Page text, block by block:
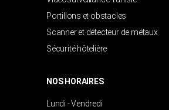
Portillons et obstacles
Scanner et détecteur de métaux
Sécurité hôtelière
NOS HORAIRES
Lundi - Vendredi